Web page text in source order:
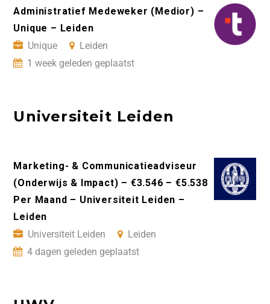
Administratief Medeweker (Medior) –
Unique – Leiden
Unique
Leiden
1 week geleden geplaatst
Universiteit Leiden
Marketing- & Communicatieadviseur
(Onderwijs & Impact) – €3.546 – €5.538
Per Maand – Universiteit Leiden –
Leiden
Universiteit Leiden
Leiden
4 dagen geleden geplaatst